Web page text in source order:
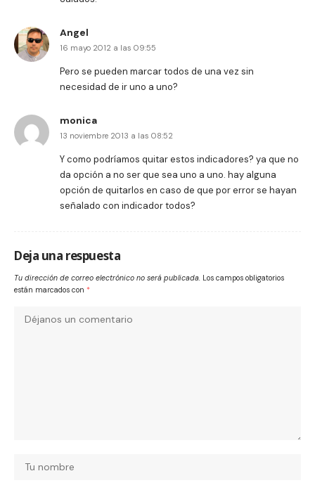
Angel
16 mayo 2012 a las 09:55
Pero se pueden marcar todos de una vez sin
necesidad de ir uno a uno?
monica
13 noviembre 2013 a las 08:52
Y como podríamos quitar estos indicadores? ya que no
da opción a no ser que sea uno a uno. hay alguna
opción de quitarlos en caso de que por error se hayan
señalado con indicador todos?
Deja una respuesta
Tu dirección de correo electrónico no será publicada. Los campos obligatorios
están marcados con *